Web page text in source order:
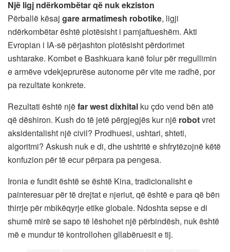
Një ligj ndërkombëtar që nuk ekziston
Përballë kësaj gare armatimesh robotike, ligji
ndërkombëtar është plotësisht i pamjaftueshëm. Akti
Evropian i IA-së përjashton plotësisht përdorimet
ushtarake. Kombet e Bashkuara kanë folur për rregullimin
e armëve vdekjeprurëse autonome për vite me radhë, por
pa rezultate konkrete.
Rezultati është njëfar west dixhital ku çdo vend bën atë
që dëshiron. Kush do të jetë përgjegjës kur një robotvret
aksidentalisht një civil? Prodhuesi, ushtari, shteti,
algoritmi? Askush nuk e di, dhe ushtritë e shfrytëzojnë këtë
konfuzion për të ecur përpara pa pengesa.
Ironia e fundit është se është Kina, tradicionalisht e
painteresuar për të drejtat e njeriut, që është e para që bën
thirrje për mbikëqyrje etike globale. Ndoshta sepse e di
shumë mirë se sapo të lëshohet një përbindësh, nuk është
më e mundur të kontrollohen gllabëruesit e tij.